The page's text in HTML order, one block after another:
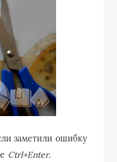
заметили ошибку
Ctrl+Enter.